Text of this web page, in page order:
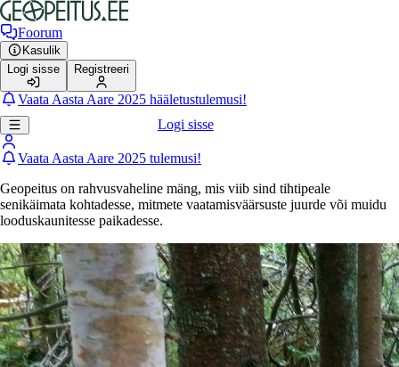
Foorum
Kasulik
Logi sisse
Registreeri
Vaata Aasta Aare 2025 hääletustulemusi!
Logi sisse
Vaata Aasta Aare 2025 tulemusi!
Geopeitus on rahvusvaheline mäng, mis viib sind tihtipeale
senikäimata kohtadesse, mitmete vaatamisväärsuste juurde või muidu
looduskaunitesse paikadesse.